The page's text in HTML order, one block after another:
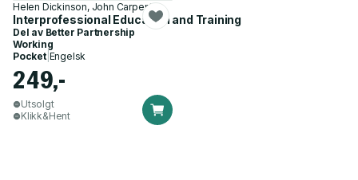
Helen Dickinson, John Carpenter
Interprofessional Education and Training
Del av Better Partnership
Working
Pocket| Engelsk
249,-
Utsolgt
Klikk&Hent